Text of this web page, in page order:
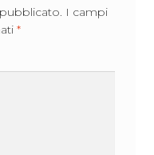
I campi
*